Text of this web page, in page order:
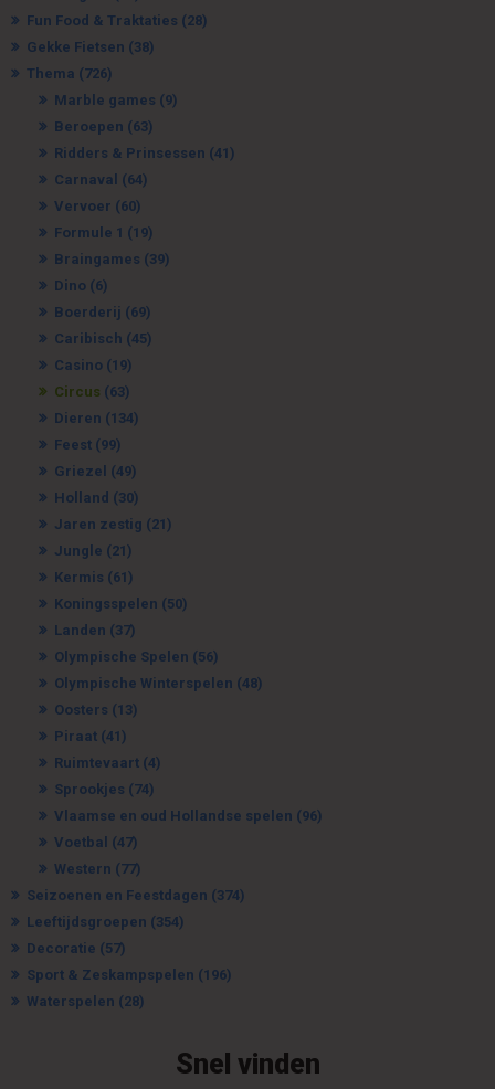
Fun Food & Traktaties (28)
Gekke Fietsen (38)
Thema (726)
Marble games (9)
Beroepen (63)
Ridders & Prinsessen (41)
Carnaval (64)
Vervoer (60)
Formule 1 (19)
Braingames (39)
Dino (6)
Boerderij (69)
Caribisch (45)
Casino (19)
Circus (63)
Dieren (134)
Feest (99)
Griezel (49)
Holland (30)
Jaren zestig (21)
Jungle (21)
Kermis (61)
Koningsspelen (50)
Landen (37)
Olympische Spelen (56)
Olympische Winterspelen (48)
Oosters (13)
Piraat (41)
Ruimtevaart (4)
Sprookjes (74)
Vlaamse en oud Hollandse spelen (96)
Voetbal (47)
Western (77)
Seizoenen en Feestdagen (374)
Leeftijdsgroepen (354)
Decoratie (57)
Sport & Zeskampspelen (196)
Waterspelen (28)
Snel vinden